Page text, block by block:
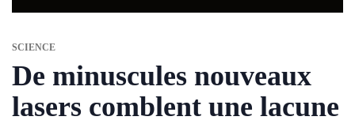
SCIENCE
De minuscules nouveaux
lasers comblent une lacune